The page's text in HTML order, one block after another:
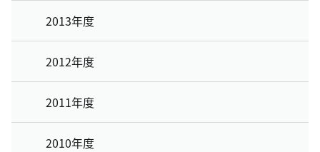
2013年度
2012年度
2011年度
2010年度